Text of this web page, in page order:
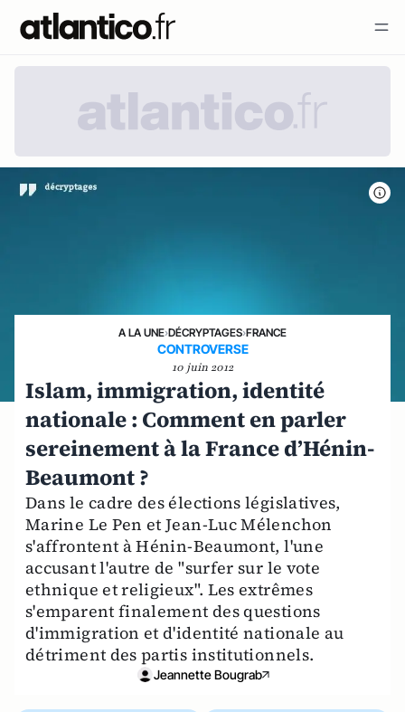
A LA UNE›DÉCRYPTAGES›FRANCE
CONTROVERSE
10 juin 2012
Islam, immigration, identité
nationale : Comment en parler
sereinement à la France d’Hénin-
Beaumont ?
Dans le cadre des élections législatives,
Marine Le Pen et Jean-Luc Mélenchon
s'affrontent à Hénin-Beaumont, l'une
accusant l'autre de "surfer sur le vote
ethnique et religieux". Les extrêmes
s'emparent finalement des questions
d'immigration et d'identité nationale au
détriment des partis institutionnels.
Jeannette Bougrab